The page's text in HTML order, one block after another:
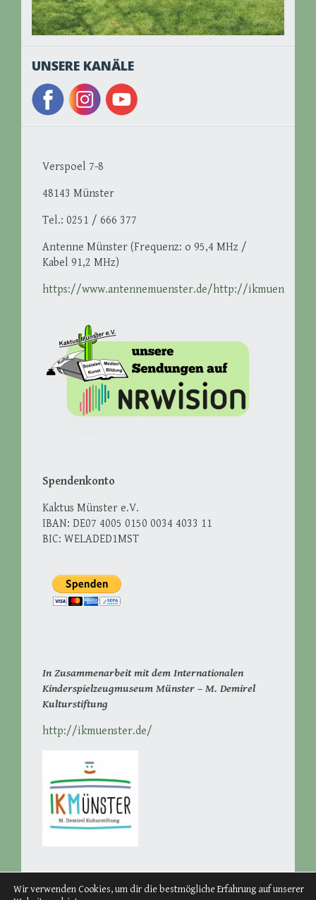
UNSERE KANÄLE
Verspoel 7-8
48143 Münster
Tel.: 0251 / 666 377
Antenne Münster (Frequenz: o 95,4 MHz /
Kabel 91,2 MHz)
https://www.antennemuenster.de/http://
Spendenkonto
Kaktus Münster e.V.
IBAN: DE07 4005 0150 0034 4033 11
BIC: WELADED1MST
In Zusammenarbeit mit dem Internationalen
Kinderspielzeugmuseum Münster – M. Demirel
Kulturstiftung
http://ikmuenster.de/
Wir verwenden Cookies, um dir die bestmögliche Erfahrung auf unserer